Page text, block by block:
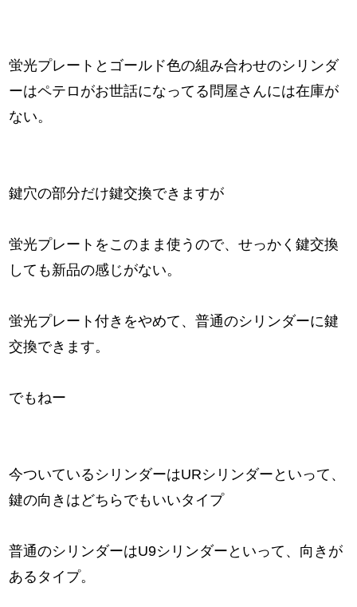
蛍光プレートとゴールド色の組み合わせのシリンダ
ーはペテロがお世話になってる問屋さんには在庫が
ない。
鍵穴の部分だけ鍵交換できますが
蛍光プレートをこのまま使うので、せっかく鍵交換
しても新品の感じがない。
蛍光プレート付きをやめて、普通のシリンダーに鍵
交換できます。
でもねー
今ついているシリンダーはURシリンダーといって、
鍵の向きはどちらでもいいタイプ
普通のシリンダーはU9シリンダーといって、向きが
あるタイプ。